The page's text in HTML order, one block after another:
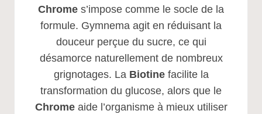
Chrome s’impose comme le socle de la
formule. Gymnema agit en réduisant la
douceur perçue du sucre, ce qui
désamorce naturellement de nombreux
grignotages. La Biotinefacilite la
transformation du glucose, alors que le
Chromeaide l’organisme à mieux utiliser